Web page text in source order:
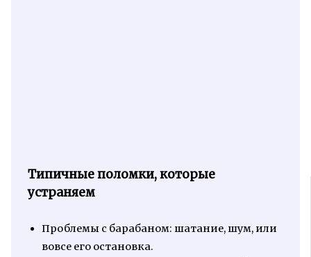
Типичные поломки, которые
устраняем
Проблемы с барабаном: шатание, шум, или
вовсе его остановка.